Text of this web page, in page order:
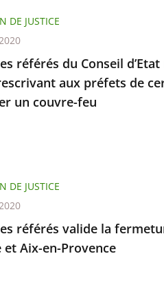
référés du Conseil
aux préfets de
un couvre-feu
DE JUSTICE
référés valide la
et Aix-en-Provence
DE JUSTICE